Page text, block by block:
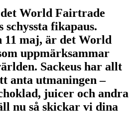
World Fairtrade
schyssta fikapaus.
11 maj, är det World
uppmärksammar
Sackeus har allt
anta utmaningen –
juicer och andra
nu så skickar vi dina